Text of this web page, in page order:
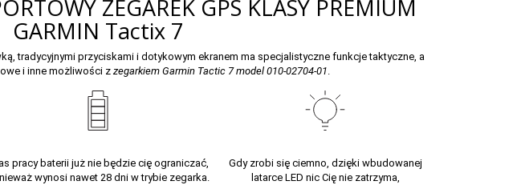
ZEGAREK GPS KLASY PREMIUM
GARMIN Tactix 7
tradycyjnymi przyciskami i dotykowym ekranem ma specjalistyczne funkcje taktyczne, a
i inne możliwości z zegarkiem Garmin Tactic 7 model 010-02704-01.
pracy baterii już nie będzie cię ograniczać,
wynosi nawet 28 dni w trybie zegarka.
Gdy zrobi się ciemno, dzięki wbudowanej
latarce LED nic Cię nie zatrzyma,